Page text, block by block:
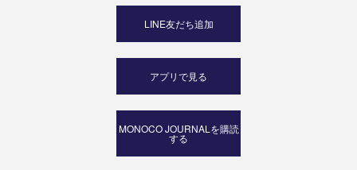
LINE友だち追加
アプリで見る
MONOCO JOURNALを購読
する